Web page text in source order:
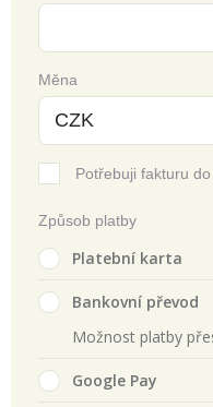
Měna
Potřebuji fakturu
Způsob platby
Platební karta
Bankovní převod
Možnost platby
Google Pay